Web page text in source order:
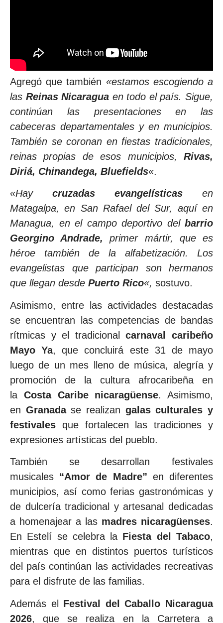
Agregó que también «estamos escogiendo a
las Reinas Nicaragua en todo el país. Sigue,
continúan las presentaciones en las
cabeceras departamentales y en municipios.
También se coronan en fiestas tradicionales,
reinas propias de esos municipios, Rivas,
Diriá, Chinandega, Bluefields«.
«Haycruzadas evangelísticas en
Matagalpa, en San Rafael del Sur, aquí en
Managua, en el campo deportivo del barrio
Georgino Andrade,
primer mártir, que es
héroe también de la alfabetización. Los
evangelistas que participan son hermanos
que llegan desde Puerto Rico«, sostuvo.
Asimismo, entre las actividades destacadas
se encuentran las competencias de bandas
rítmicas y el tradicionalcarnaval caribeño
Mayo Ya, que concluirá este 31 de mayo
luego de un mes lleno de música, alegría y
promoción de la cultura afrocaribeña en
la Costa Caribe nicaragüense. Asimismo,
en Granadase realizan galas culturales y
festivales que fortalecen las tradiciones y
expresiones artísticas del pueblo.
También se desarrollan festivales
musicales “Amor de Madre” en diferentes
municipios, así como ferias gastronómicas y
de dulcería tradicional y artesanal dedicadas
a homenajear a las madres nicaragüenses.
En Estelí se celebra la Fiesta del Tabaco,
mientras que en distintos puertos turísticos
del país continúan las actividades recreativas
para el disfrute de las familias.
Además el Festival del Caballo Nicaragua
2026, que se realiza en la Carretera a